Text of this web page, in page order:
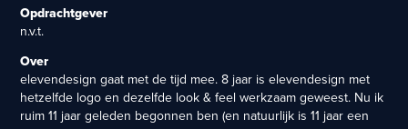
Opdrachtgever
n.v.t.
Over
elevendesign gaat met de tijd mee. 8 jaar is elevendesign met
hetzelfde logo en dezelfde look & feel werkzaam geweest. Nu ik
ruim 11 jaar geleden begonnen ben (en natuurlijk is 11 jaar een